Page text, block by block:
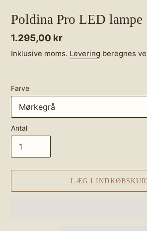
Poldina Pro LED lampe
Normalpris
1.295,00 kr
Inklusive moms. Levering beregnes
Farve
Antal
LÆG I